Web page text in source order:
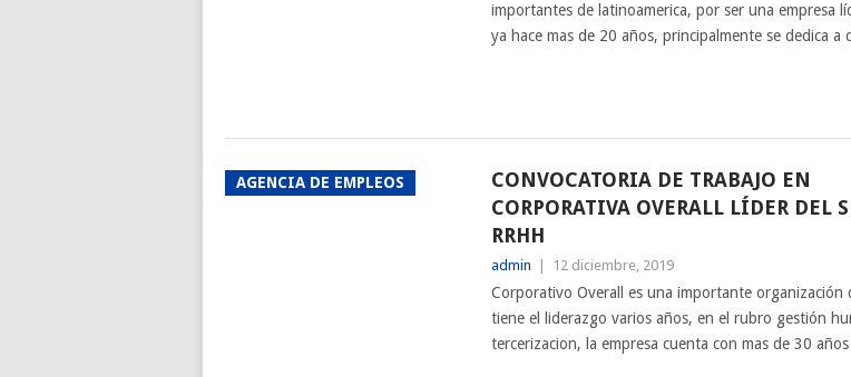
importantes de latinoamerica, por ser una empresa
ya hace mas de 20 años, principalmente se dedica a
AGENCIA DE EMPLEOS
CONVOCATORIA DE TRABAJO EN
CORPORATIVA OVERALL LÍDER DEL
RRHH
admin 12 diciembre, 2019
Corporativo Overall es una importante organización
tiene el liderazgo varios años, en el rubro gestión
tercerizacion, la empresa cuenta con mas de 30 años